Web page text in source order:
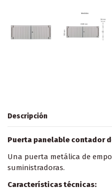
Descripción
Puerta panelable contador
Una puerta metálica de
suministradoras.
Características técnicas: